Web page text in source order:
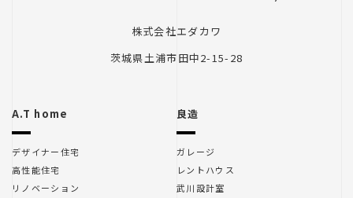
株式会社エダカワ
茨城県土浦市田中2-15-28
A.T home
デザイナー住宅
高性能住宅
リノベーション
良造
ガレージ
レントハウス
武川設計室